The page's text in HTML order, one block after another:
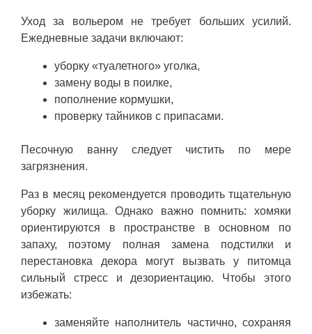
Уход за вольером не требует больших усилий.
Ежедневные задачи включают:
уборку «туалетного» уголка,
замену воды в поилке,
пополнение кормушки,
проверку тайников с припасами.
Песочную ванну следует чистить по мере
загрязнения.
Раз в месяц рекомендуется проводить тщательную
уборку жилища. Однако важно помнить: хомяки
ориентируются в пространстве в основном по
запаху, поэтому полная замена подстилки и
перестановка декора могут вызвать у питомца
сильный стресс и дезориентацию. Чтобы этого
избежать:
заменяйте наполнитель частично, сохраняя